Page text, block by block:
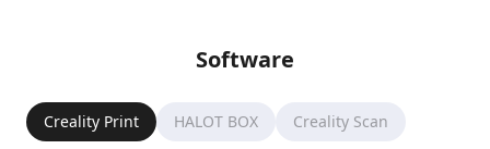
Software
Creality Print HALOT BOX Creality Scan